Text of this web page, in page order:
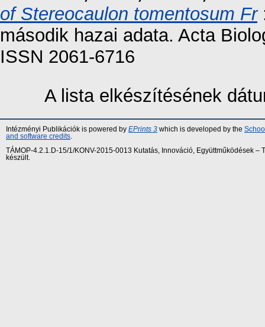
of Stereocaulon tomentosum Fr
második hazai adata. Acta
ISSN 2061-6716
A lista elkészítésének
Intézményi Publikációk is powered by EPrints 3 which is developed by the
and software credits
TÁMOP-4.2.1.D-15/1/KONV-2015-0013 Kutatás, Innováció, Együttműködések
készült.